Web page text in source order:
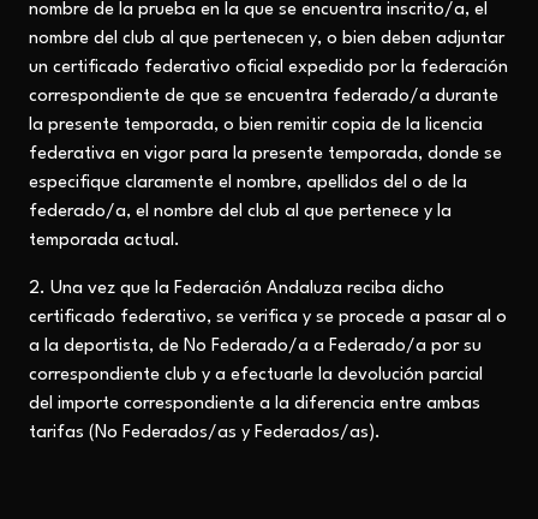
nombre de la prueba en la que se encuentra inscrito/a, el
nombre del club al que pertenecen y, o bien deben adjuntar
un certificado federativo oficial expedido por la federación
correspondiente de que se encuentra federado/a durante
la presente temporada, o bien remitir copia de la licencia
federativa en vigor para la presente temporada, donde se
especifique claramente el nombre, apellidos del o de la
federado/a, el nombre del club al que pertenece y la
temporada actual.
2. Una vez que la Federación Andaluza reciba dicho
certificado federativo, se verifica y se procede a pasar al o
a la deportista, de No Federado/a a Federado/a por su
correspondiente club y a efectuarle la devolución parcial
del importe correspondiente a la diferencia entre ambas
tarifas (No Federados/as y Federados/as).